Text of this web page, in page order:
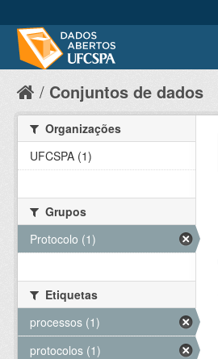
Conjuntos de dados
Organizações
UFCSPA (1)
Grupos
Protocolo (1)
Etiquetas
processos (1)
protocolos (1)